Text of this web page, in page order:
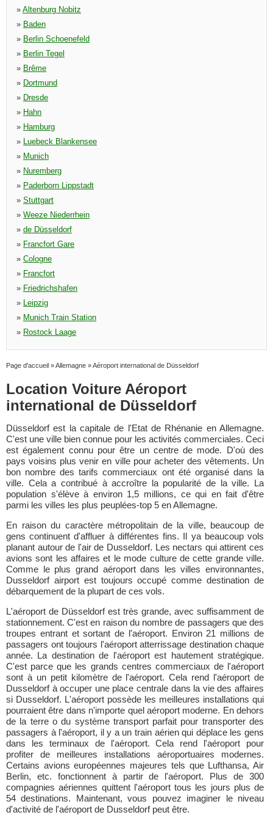
» Altenburg Nobitz
» Baden
» Berlin Schoenefeld
» Berlin Tegel
» Brême
» Dortmund
» Dresde
» Hahn
» Hamburg
» Luebeck Blankensee
» Munich
» Nuremberg
» Paderborn Lippstadt
» Stuttgart
» Weeze Niederrhein
» de Düsseldorf
» Francfort Gare
» Cologne
» Francfort
» Friedrichshafen
» Leipzig
» Munich Train Station
» Rostock Laage
Page d'accueil »Allemagne »Aéroport international de Düsseldorf
Location Voiture Aéroport
international de Düsseldorf
Düsseldorf est la capitale de l'Etat de Rhénanie en Allemagne.
C'est une ville bien connue pour les activités commerciales. Ceci
est également connu pour être un centre de mode. D'où des
pays voisins plus venir en ville pour acheter des vêtements. Un
bon nombre des tarifs commerciaux ont été organisé dans la
ville. Cela a contribué à accroître la popularité de la ville. La
population s'élève à environ 1,5 millions, ce qui en fait d'être
parmi les villes les plus peuplées-top 5 en Allemagne.
En raison du caractère métropolitain de la ville, beaucoup de
gens continuent d'affluer à différentes fins. Il ya beaucoup vols
planant autour de l'air de Dusseldorf. Les nectars qui attirent ces
avions sont les affaires et le mode culture de cette grande ville.
Comme le plus grand aéroport dans les villes environnantes,
Dusseldorf airport est toujours occupé comme destination de
débarquement de la plupart de ces vols.
L'aéroport de Düsseldorf est très grande, avec suffisamment de
stationnement. C'est en raison du nombre de passagers que des
troupes entrant et sortant de l'aéroport. Environ 21 millions de
passagers ont toujours l'aéroport atterrissage destination chaque
année. La destination de l'aéroport est hautement stratégique.
C'est parce que les grands centres commerciaux de l'aéroport
sont à un petit kilomètre de l'aéroport. Cela rend l'aéroport de
Dusseldorf à occuper une place centrale dans la vie des affaires
si Dusseldorf. L'aéroport possède les meilleures installations qui
pourraient être dans n'importe quel aéroport moderne. En dehors
de la terre o du système transport parfait pour transporter des
passagers à l'aéroport, il y a un train aérien qui déplace les gens
dans les terminaux de l'aéroport. Cela rend l'aéroport pour
profiter de meilleures installations aéroportuaires modernes.
Certains avions européennes majeures tels que Lufthansa, Air
Berlin, etc. fonctionnent à partir de l'aéroport. Plus de 300
compagnies aériennes quittent l'aéroport tous les jours plus de
54 destinations. Maintenant, vous pouvez imaginer le niveau
d'activité de l'aéroport de Dusseldorf peut être.